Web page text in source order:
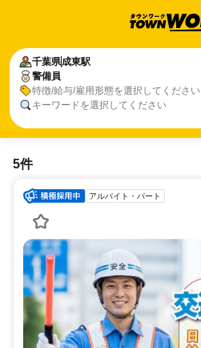
千葉県成東駅
警備員
特徴/給与/雇用形態を選択してください
キーワードを選択してください
千葉県成東駅
警備員
5件
アルバイト・パート